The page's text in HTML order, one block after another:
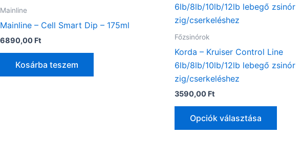
Mainline
Mainline – Cell Smart Dip – 175ml
6890,00 Ft
Kosárba teszem
Főzsinórok
Korda – Kruiser Control Line
6lb/8lb/10lb/12lb lebegő zsinór
zig/cserkeléshez
3590,00 Ft
Opciók választása
a
van.